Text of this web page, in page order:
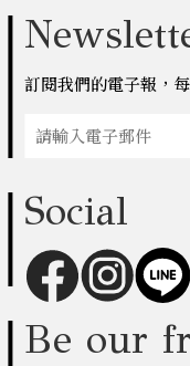
訂閱我們的電子報，
Social
Be our